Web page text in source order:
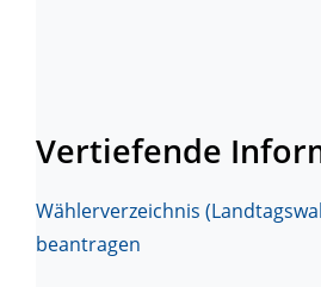
Vertiefende
Wählerverzeichnis
beantragen